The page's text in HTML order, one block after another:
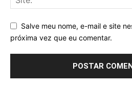
Salve meu nome, e-mail e site
próxima vez que eu comentar.